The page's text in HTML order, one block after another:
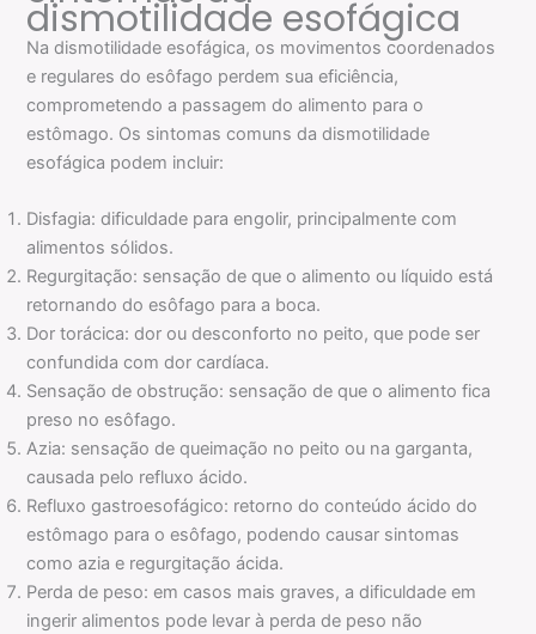
dismotilidade esofágica
Na dismotilidade esofágica, os movimentos coordenados
e regulares do esôfago perdem sua eficiência,
comprometendo a passagem do alimento para o
estômago. Os sintomas comuns da dismotilidade
esofágica podem incluir:
Disfagia: dificuldade para engolir, principalmente com
alimentos sólidos.
Regurgitação: sensação de que o alimento ou líquido está
retornando do esôfago para a boca.
Dor torácica: dor ou desconforto no peito, que pode ser
confundida com dor cardíaca.
Sensação de obstrução: sensação de que o alimento fica
preso no esôfago.
Azia: sensação de queimação no peito ou na garganta,
causada pelo refluxo ácido.
Refluxo gastroesofágico: retorno do conteúdo ácido do
estômago para o esôfago, podendo causar sintomas
como azia e regurgitação ácida.
Perda de peso: em casos mais graves, a dificuldade em
ingerir alimentos pode levar à perda de peso não